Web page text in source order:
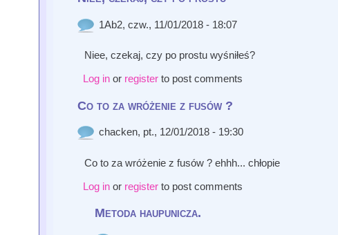
1Ab2, czw., 11/01/2018 - 18:07
Niee, czekaj, czy po prostu wyśniłeś?
Log inor registerto post comments
Co to za wróżenie z fusów ?
chacken, pt., 12/01/2018 - 19:30
Co to za wróżenie z fusów ? ehhh... chłopie
Log inor registerto post comments
Metoda haupunicza.